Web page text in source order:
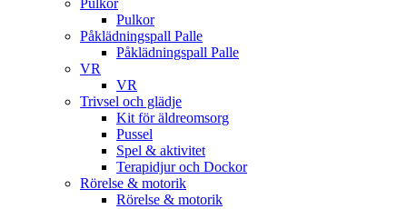
Pulkor
Påklädningspall Palle
Påklädningspall Palle
VR
VR
Trivsel och glädje
Kit för äldreomsorg
Pussel
Spel & aktivitet
Terapidjur och Dockor
Rörelse & motorik
Rörelse & motorik